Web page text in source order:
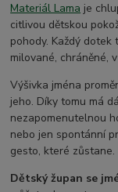
Materiál Lama je
citlivou dětskou
pohody. Každý dotek
milované, chráněné,
Výšivka jména
jeho. Díky tomu má
nezapomenutelnou
nebo jen spontánní
gesto, které zůstane.
Dětský župan se